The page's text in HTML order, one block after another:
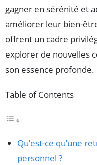
gagner en sérénité et
améliorer leur bien-
offrent un cadre
explorer de nouvelles
son essence profonde.
Table of Contents
Qu’est-ce qu’une
personnel ?